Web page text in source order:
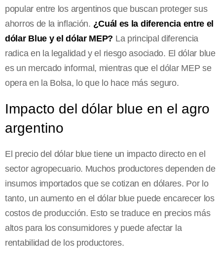
popular entre los argentinos que buscan proteger sus
ahorros de la inflación. ¿Cuál es la diferencia entre el
dólar Blue y el dólar MEP? La principal diferencia
radica en la legalidad y el riesgo asociado. El dólar blue
es un mercado informal, mientras que el dólar MEP se
opera en la Bolsa, lo que lo hace más seguro.
Impacto del dólar blue en el agro
argentino
El precio del dólar blue tiene un impacto directo en el
sector agropecuario. Muchos productores dependen de
insumos importados que se cotizan en dólares. Por lo
tanto, un aumento en el dólar blue puede encarecer los
costos de producción. Esto se traduce en precios más
altos para los consumidores y puede afectar la
rentabilidad de los productores.